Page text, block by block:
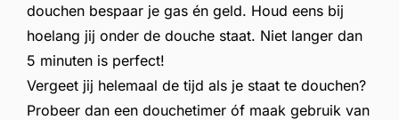
douchen bespaar je gas én geld. Houd eens bij
hoelang jij onder de douche staat. Niet langer dan
5 minuten is perfect!
Vergeet jij helemaal de tijd als je staat te douchen?
Probeer dan een douchetimer óf maak gebruik van